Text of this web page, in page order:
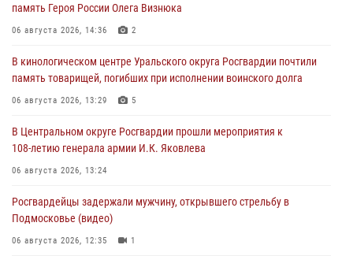
память Героя России Олега Визнюка
06 августа 2026, 14:36 2
В кинологическом центре Уральского округа Росгвардии почтили
память товарищей, погибших при исполнении воинского долга
06 августа 2026, 13:29 5
В Центральном округе Росгвардии прошли мероприятия к
108‑летию генерала армии И.К. Яковлева
06 августа 2026, 13:24
Росгвардейцы задержали мужчину, открывшего стрельбу в
Подмосковье (видео)
06 августа 2026, 12:35 1